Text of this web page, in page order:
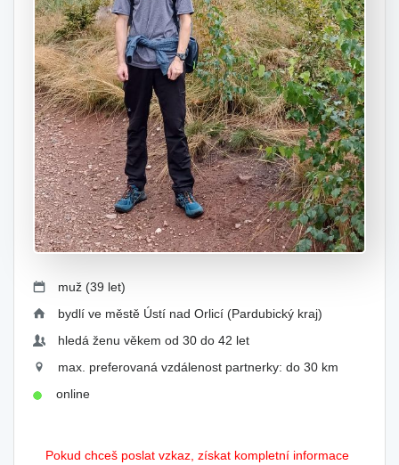
muž (39 let)
bydlí ve městě Ústí nad Orlicí (Pardubický kraj)
hledá ženu věkem od 30 do 42 let
max. preferovaná vzdálenost partnerky: do 30 km
online
Pokud chceš poslat vzkaz, získat kompletní informace